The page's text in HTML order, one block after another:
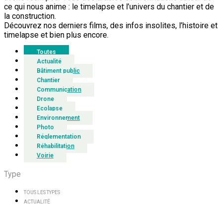
ce qui nous anime : le timelapse et l’univers du chantier et de
la construction.
Découvrez nos derniers films, des infos insolites, l’histoire et
timelapse et bien plus encore.
Toutes
Actualité
Bâtiment public
Chantier
Communication
Drone
Ecolapse
Environnement
Photo
Réglementation
Réhabilitation
Voirie
Type
TOUS LES TYPES
ACTUALITÉ